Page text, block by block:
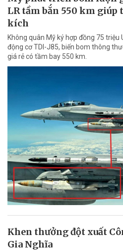
LR tầm bắn 550 km
kích
Không quân Mỹ ký hợp đồng 75 triệu
động cơ TDI-J85, biến bom thông
giá rẻ có tầm bay 550 km.
Khen thưởng đột xuất
Gia Nghĩa